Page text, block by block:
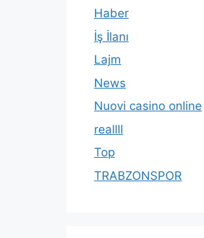
Haber
İş İlanı
Lajm
News
Nuovi casino online
reallll
Top
TRABZONSPOR